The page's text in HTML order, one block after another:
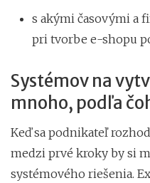
s akými časovými a
pri tvorbe e-shopu
Systémov na
mnoho, podľa
Keď sa podnikateľ
medzi prvé kroky by si
systémového riešenia.